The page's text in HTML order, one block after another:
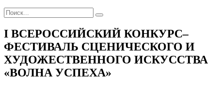
I ВСЕРОССИЙСКИЙ КОНКУРС–
ФЕСТИВАЛЬ СЦЕНИЧЕСКОГО И
ХУДОЖЕСТВЕННОГО ИСКУССТВА
«ВОЛНА УСПЕХА»